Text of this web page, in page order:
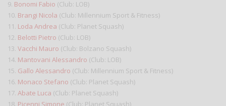
9. Bonomi Fabio (Club: LOB)
10. Brangi Nicola (Club: Millennium Sport & Fitness)
11. Loda Andrea (Club: Planet Squash)
12. Belotti Pietro (Club: LOB)
13. Vacchi Mauro (Club: Bolzano Squash)
14. Mantovani Alessandro (Club: LOB)
15. Gallo Alessandro (Club: Millennium Sport & Fitness)
16. Monaco Stefano (Club: Planet Squash)
17. Abate Luca (Club: Planet Squash)
18. Picenni Simone (Club: Planet Squash)